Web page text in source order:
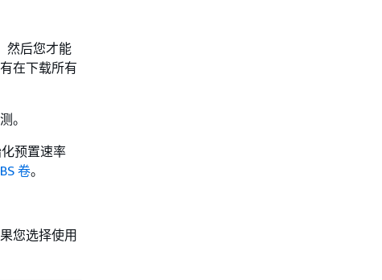
然后您才能
在下载所有
。
预置速率
卷。
您选择使用